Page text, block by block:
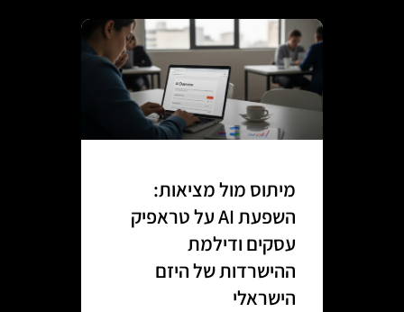
מיתוס מול מציאות:
השפעת AI על טראפיק
עסקים ודילמת
ההישרדות של היזם
הישראלי